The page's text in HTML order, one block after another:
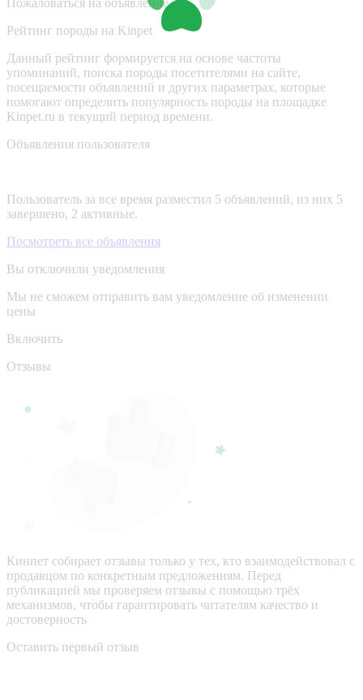
Рейтинг породы на Kinpet
Данный рейтинг формируется на основе частоты
упоминаний, поиска породы посетителями на сайте,
посещаемости объявлений и других параметрах, которые
помогают определить популярность породы на площадке
Kinpet.ru в текущий период времени.
Объявления пользователя
Пользователь за все время разместил 5 объявлений, из них 5
завершено, 2 активные.
Посмотреть все объявления
Вы отключили уведомления
Мы не сможем отправить вам уведомление об изменении
цены
Включить
Отзывы
Кинпет собирает отзывы только у тех, кто взаимодействовал с
продавцом по конкретным предложениям. Перед
публикацией мы проверяем отзывы с помощью трёх
механизмов, чтобы гарантировать читателям качество и
достоверность
Оставить первый отзыв